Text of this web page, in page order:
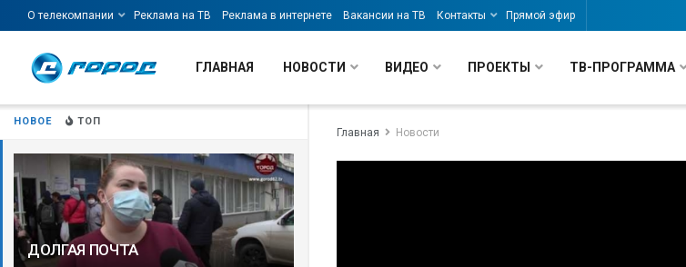
НОВОЕ ТОП
ДОЛГАЯ ПОЧТА
О телекомпании Реклама на ТВ Реклама в интернете Вакансии на ТВ Контакты Прямой эфир
ГЛАВНАЯ НОВОСТИ ВИДЕО ПРОЕКТЫ ТВ-ПРОГРАММА
Главная Новости